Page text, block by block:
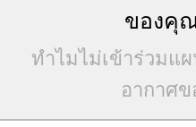
ของคุ
ทำไมไม่เข้าร่วม
อากาศข